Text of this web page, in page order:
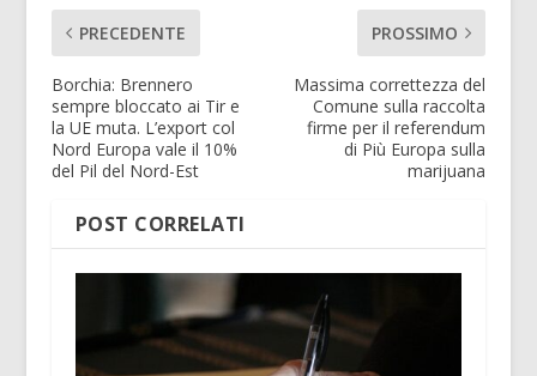
PRECEDENTE
Borchia: Brennero
sempre bloccato ai Tir e
la UE muta. L’export col
Nord Europa vale il 10%
del Pil del Nord-Est
PROSSIMO
Massima correttezza del
Comune sulla raccolta
firme per il referendum
di Più Europa sulla
marijuana
POST CORRELATI